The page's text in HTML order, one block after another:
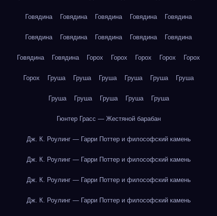
Говядина Говядина Говядина Говядина Говядина
Говядина Говядина Говядина Говядина Говядина
Говядина Говядина Горох Горох Горох Горох Горох
Горох Груша Груша Груша Груша Груша Груша
Груша Груша Груша Груша Груша
Гюнтер Грасс — Жестяной барабан
Дж. К. Роулинг — Гарри Поттер и философский камень
Дж. К. Роулинг — Гарри Поттер и философский камень
Дж. К. Роулинг — Гарри Поттер и философский камень
Дж. К. Роулинг — Гарри Поттер и философский камень